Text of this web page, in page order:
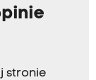
stronie